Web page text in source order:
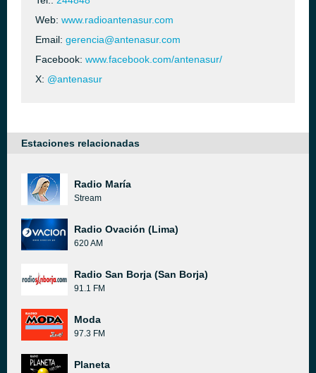
Web: www.radioantenasur.com
Email: gerencia@antenasur.com
Facebook: www.facebook.com/antenasur/
X: @antenasur
Estaciones relacionadas
Radio María
Stream
Radio Ovación (Lima)
620 AM
Radio San Borja (San Borja)
91.1 FM
Moda
97.3 FM
Planeta